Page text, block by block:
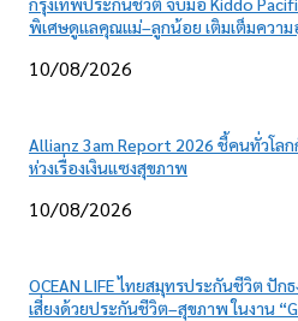
พิเศษดูแลคุณแม่–ลูกน้อย เติมเต็มควา
10/08/2026
Allianz 3am Report 2026 ชี้คนทั่วโล
ห่วงเรื่องเงินแซงสุขภาพ
10/08/2026
OCEAN LIFE ไทยสมุทรประกันชีวิต
เสี่ยงด้วยประกันชีวิต–สุขภาพ ในงาน